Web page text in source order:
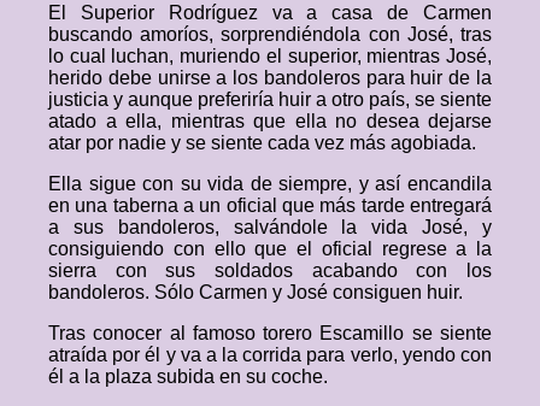
El Superior Rodríguez va a casa de Carmen
buscando amoríos, sorprendiéndola con José, tras
lo cual luchan, muriendo el superior, mientras José,
herido debe unirse a los bandoleros para huir de la
justicia y aunque preferiría huir a otro país, se siente
atado a ella, mientras que ella no desea dejarse
atar por nadie y se siente cada vez más agobiada.
Ella sigue con su vida de siempre, y así encandila
en una taberna a un oficial que más tarde entregará
a sus bandoleros, salvándole la vida José, y
consiguiendo con ello que el oficial regrese a la
sierra con sus soldados acabando con los
bandoleros. Sólo Carmen y José consiguen huir.
Tras conocer al famoso torero Escamillo se siente
atraída por él y va a la corrida para verlo, yendo con
él a la plaza subida en su coche.